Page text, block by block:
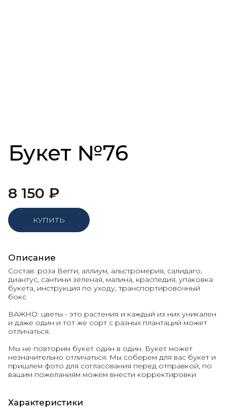
Букет №76
8 150 ₽
КУПИТЬ
Описание
Состав: роза Вегги, аллиум, альстромерия, салидаго,
диантус, сантини зеленая, малина, краспедия, упаковка
букета, инструкция по уходу, транспортировочный
бокс
ВАЖНО: цветы - это растения и каждый из них уникален
и даже один и тот же сорт с разных плантаций может
отличаться.
Мы не повторим букет один в один. Букет может
незначительно отличаться. Мы соберем для вас букет и
пришлем фото для согласования перед отправкой, по
вашим пожеланиям можем внести корректировки
Характеристики